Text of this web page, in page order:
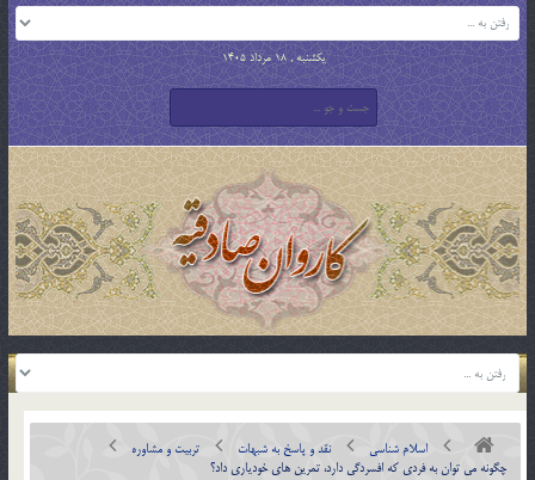
یکشنبه , 18 مرداد 1405
اسلام شناسی نقد و پاسخ به شبهات
تربیت و مشاوره
چگونه مي توان به فردي كه افسردگي دارد، تمرين هاي خودياري داد؟